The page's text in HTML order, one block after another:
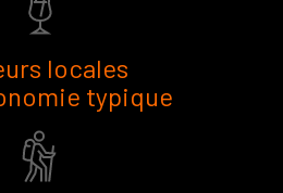
locales
typique